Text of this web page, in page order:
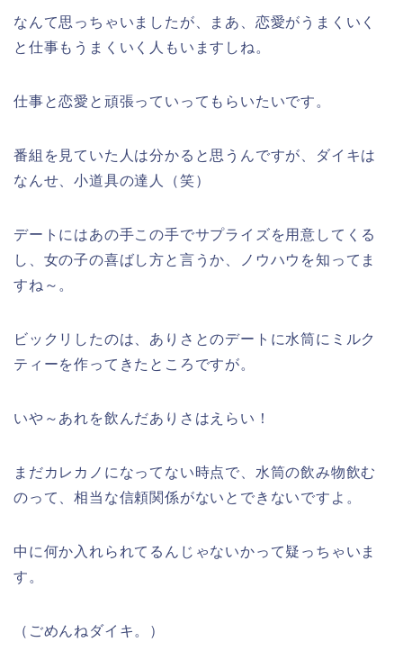
なんて思っちゃいましたが、まあ、恋愛がうまくいく
と仕事もうまくいく人もいますしね。
仕事と恋愛と頑張っていってもらいたいです。
番組を見ていた人は分かると思うんですが、ダイキは
なんせ、小道具の達人（笑）
デートにはあの手この手でサプライズを用意してくる
し、女の子の喜ばし方と言うか、ノウハウを知ってま
すね～。
ビックリしたのは、ありさとのデートに水筒にミルク
ティーを作ってきたところですが。
いや～あれを飲んだありさはえらい！
まだカレカノになってない時点で、水筒の飲み物飲む
のって、相当な信頼関係がないとできないですよ。
中に何か入れられてるんじゃないかって疑っちゃいま
す。
（ごめんねダイキ。）